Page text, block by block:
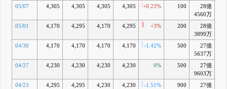
05/07 4,305 4,305 4,305 4,305 +0.23% 100
28億
4560万
05/01 4,170 4,295 4,170 4,295 +3% 200
28億
3899万
04/30 4,170 4,170 4,170 4,170 -1.42% 500
27億
5637万
04/27 4,230 4,230 4,230 4,230 0% 500
27億
9603万
04/23 4,295 4,295 4,230 4,230 -1.51% 900
27億